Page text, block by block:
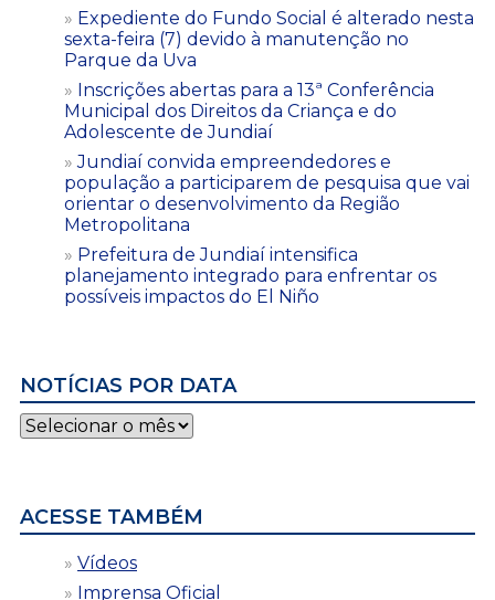
Expediente do Fundo Social é alterado nesta
sexta-feira (7) devido à manutenção no
Parque da Uva
Inscrições abertas para a 13ª Conferência
Municipal dos Direitos da Criança e do
Adolescente de Jundiaí
Jundiaí convida empreendedores e
população a participarem de pesquisa que vai
orientar o desenvolvimento da Região
Metropolitana
Prefeitura de Jundiaí intensifica
planejamento integrado para enfrentar os
possíveis impactos do El Niño
NOTÍCIAS POR DATA
Notícias
por
ACESSE TAMBÉM
Vídeos
Imprensa Oficial